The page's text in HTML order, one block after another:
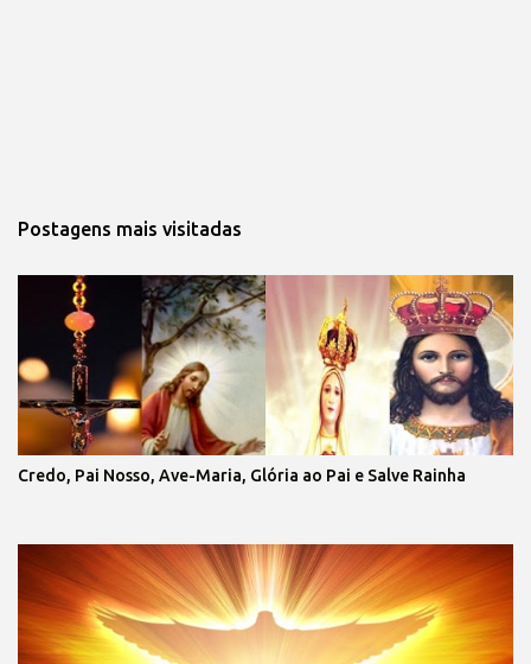
Postagens mais visitadas
Credo, Pai Nosso, Ave-Maria, Glória ao Pai e Salve Rainha